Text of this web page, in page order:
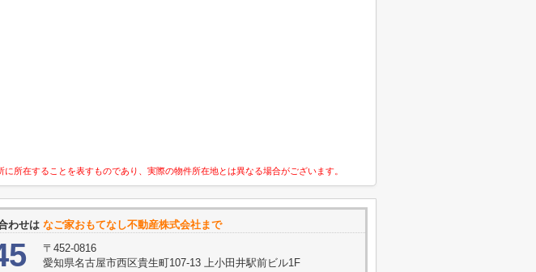
所在することを表すものであり、実際の物件所在地とは異なる場合がございます。
わせは なご家おもてなし不動産株式会社まで
〒452-0816
愛知県名古屋市西区貴生町107-13 上小田井駅前ビル1F